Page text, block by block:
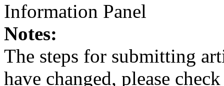
Information Panel
Notes:
The steps for submitting
have changed, please